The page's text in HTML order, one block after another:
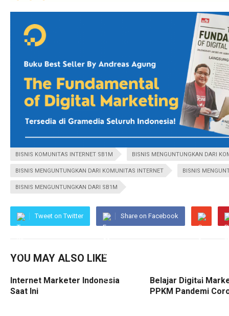
BISNIS KOMUNITAS INTERNET SB1M BISNIS MENGUNTUNGKAN DARI
BISNIS MENGUNTUNGKAN DARI KOMUNITAS INTERNET BISNIS
BISNIS MENGUNTUNGKAN DARI SB1M
Tweet on Twitter Share on Facebook
YOU MAY ALSO LIKE
Internet Marketer Indonesia
Saat Ini
Belajar Digital
PPKM Pandemi